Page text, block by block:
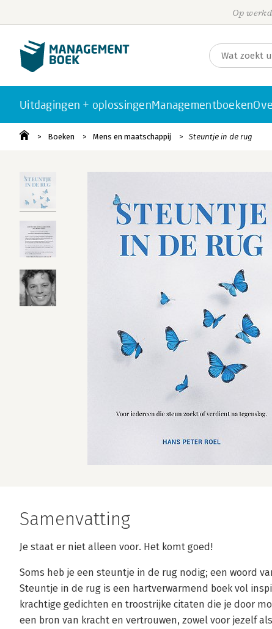
Op
Uitdagingen + oplossingenManagementboeken
Boeken Mens en maatschappij Steuntje in de rug
Samenvatting
Je staat er niet alleen voor. Het komt goed!
Soms heb je een steuntje in de rug nodig; een woord
Steuntje in de rug is een hartverwarmend boek vol
krachtige gedichten en troostrijke citaten die je door
een bron van kracht en vertrouwen, zowel voor jezelf